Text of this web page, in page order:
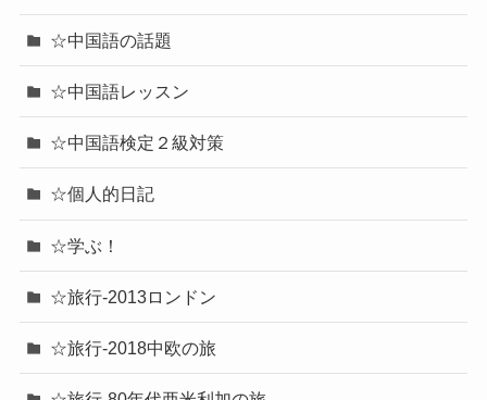
☆中国語の話題
☆中国語レッスン
☆中国語検定２級対策
☆個人的日記
☆学ぶ！
☆旅行-2013ロンドン
☆旅行-2018中欧の旅